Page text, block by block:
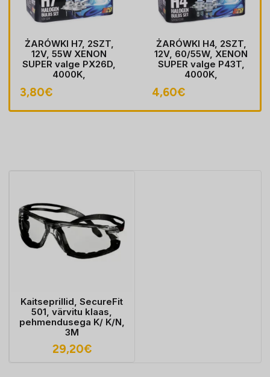
ŻARÓWKI H7, 2SZT,
12V, 55W XENON
SUPER valge PX26D,
4000K,
3,80€
ŻARÓWKI H4, 2SZT,
12V, 60/55W, XENON
SUPER valge P43T,
4000K,
4,60€
Kaitseprillid, SecureFit
501, värvitu klaas,
pehmendusega K/ K/N,
3M
29,20€